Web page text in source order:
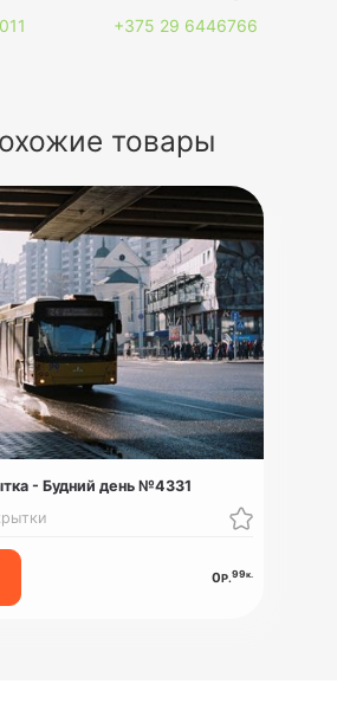
+375 29 6446766
товары
- Будний день №4331
0Р.99к.